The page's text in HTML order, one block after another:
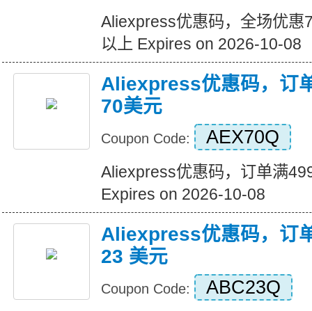
Aliexpress优惠码，全场优惠
以上 Expires on 2026-10-08
Aliexpress优惠码，订
70美元
Coupon Code: AEX70Q
Aliexpress优惠码，订单满
Expires on 2026-10-08
Aliexpress优惠码，订
23 美元
Coupon Code: ABC23Q